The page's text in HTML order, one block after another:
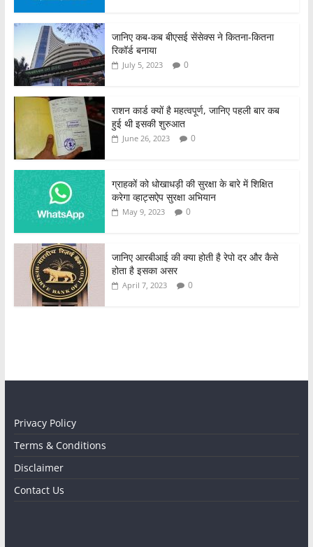
जानिए कब-कब बीएसई सेंसेक्स ने कितना-कितना
रिकॉर्ड बनाया
July 5, 2023 0
राशन कार्ड क्यों है महत्वपूर्ण, जानिए पहली बार कब
हुई थी इसकी शुरुआत
June 26, 2023 0
ग्राहकों को धोखाधड़ी की सुरक्षा के बारे में शिक्षित
करेगा व्हाट्सऐप सुरक्षा अभियान
May 9, 2023 0
जानिए आरबीआई की क्या होती है रेपो दर और कैसे
होता है इसका असर
April 7, 2023 0
Privacy Policy
Terms & Conditions
Disclaimer
Contact Us